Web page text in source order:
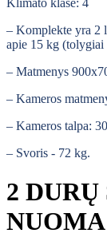
Klimato klasė: 4
– Komplekte yra 2
apie 15 kg (tolygiai
– Matmenys
– Kameros
– Kameros talpa:
– Svoris - 72 kg.
2
NUOMA